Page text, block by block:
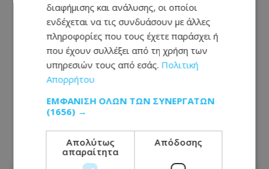
Πώς έγινε η τραγωδία με την νεκρή
μητέρα στην Ελλάδα: Βούτηξε για να
βοηθήσει τη φίλη της και πνίγηκε, τα
παιδιά φώναζαν για βοήθεια
06.08.2026 - 21:41
διαφήμισης και ανάλυσης, οι οποίοι
ενδέχεται να τις συνδυάσουν με άλλες
πληροφορίες που τους έχετε παράσχει ή
που έχουν συλλέξει από τη χρήση των
υπηρεσιών τους από εσάς. Πολιτική
Απορρήτου
ΕΜΦΆΝΙΣΗ ΌΛΩΝ ΤΩΝ ΣΥΝΕΡΓΑΤΏΝ
(1656) →
Απολύτως
απαραίτητα
Απόδοσης